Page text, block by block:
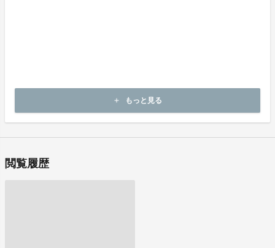
連絡先／電子メール：office_ovop@nta.co.jp
連絡先／TEL ：03-5762-0350（代）
add もっと見る
閲覧履歴